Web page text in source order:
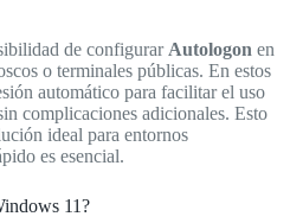
de configurar Autologon en
o terminales públicas. En estos
automático para facilitar el uso
complicaciones adicionales. Esto
ideal para entornos
es esencial.
11?